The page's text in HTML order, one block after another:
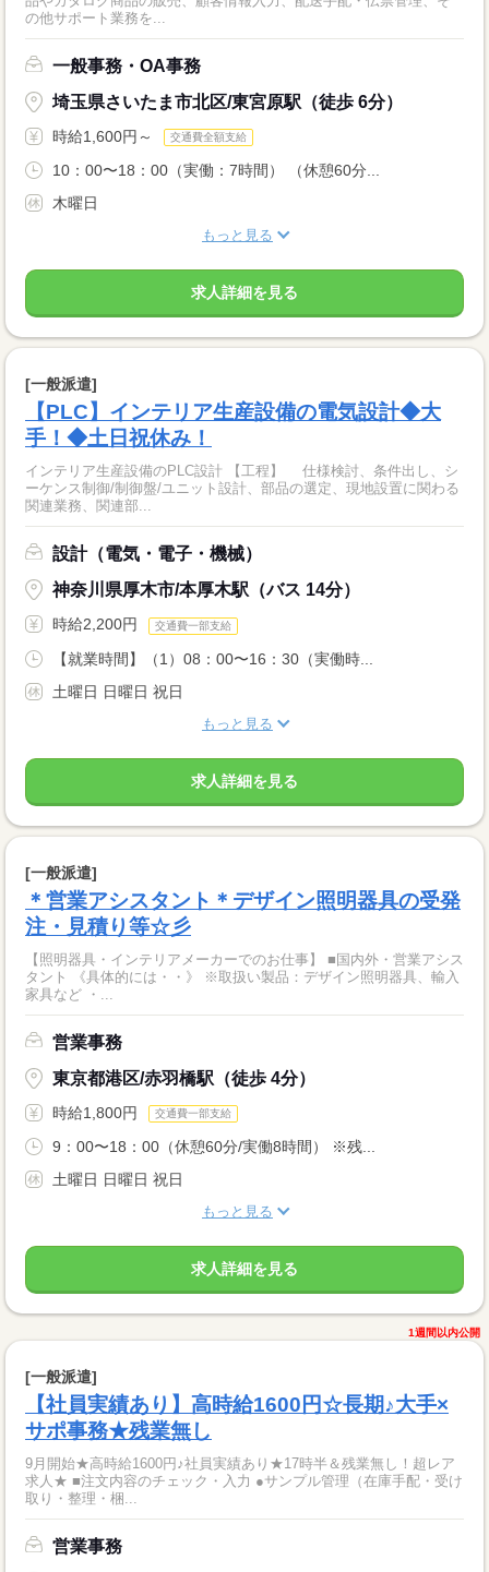
の他サポート業務を...
一般事務・OA事務
埼玉県さいたま市北区/東宮原駅（徒歩 6分）
時給1,600円～ 交通費全額支給
10：00〜18：00（実働：7時間） （休憩60分...
木曜日
もっと見る
求人詳細を見る
[一般派遣]
【PLC】インテリア生産設備の電気設計◆大
手！◆土日祝休み！
インテリア生産設備のPLC設計 【工程】 仕様検討、条件出し、シ
ーケンス制御/制御盤/ユニット設計、部品の選定、現地設置に関わる
関連業務、関連部...
設計（電気・電子・機械）
神奈川県厚木市/本厚木駅（バス 14分）
時給2,200円 交通費一部支給
【就業時間】（1）08：00〜16：30（実働時...
土曜日 日曜日 祝日
もっと見る
求人詳細を見る
[一般派遣]
＊営業アシスタント＊デザイン照明器具の受発
注・見積り等☆彡
【照明器具・インテリアメーカーでのお仕事】 ■国内外・営業アシス
タント 《具体的には・・》 ※取扱い製品：デザイン照明器具、輸入
家具など ・...
営業事務
東京都港区/赤羽橋駅（徒歩 4分）
時給1,800円 交通費一部支給
9：00〜18：00（休憩60分/実働8時間） ※残...
土曜日 日曜日 祝日
もっと見る
求人詳細を見る
1週間以内公開
[一般派遣]
【社員実績あり】高時給1600円☆長期♪大手×
サポ事務★残業無し
9月開始★高時給1600円♪社員実績あり★17時半＆残業無し！超レア
求人★ ■注文内容のチェック・入力 ●サンプル管理（在庫手配・受け
取り・整理・梱...
営業事務